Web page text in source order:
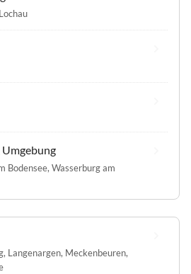
Lochau
Umgebung
Bodensee, Wasserburg am
, Langenargen, Meckenbeuren,